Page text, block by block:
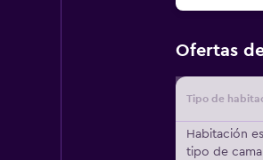
Ofertas
Tipo de
Habitación
tipo de cama